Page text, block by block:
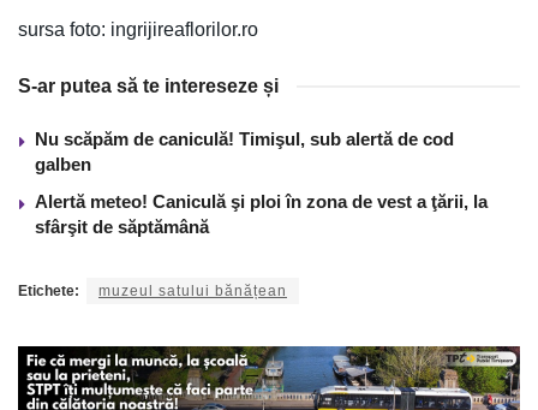
sursa foto: ingrijireaflorilor.ro
S-ar putea să te intereseze și
Nu scăpăm de caniculă! Timişul, sub alertă de cod
galben
Alertă meteo! Caniculă şi ploi în zona de vest a ţării, la
sfârşit de săptămână
Etichete: muzeul satului bănățean